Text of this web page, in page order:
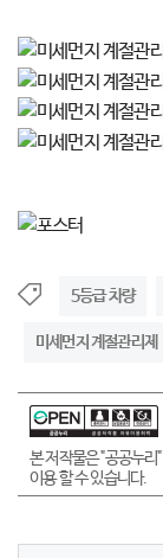
5등급 차량
미세먼지 계절관리제
본 저작물은 "공공누리"
이용 할 수 있습니다.